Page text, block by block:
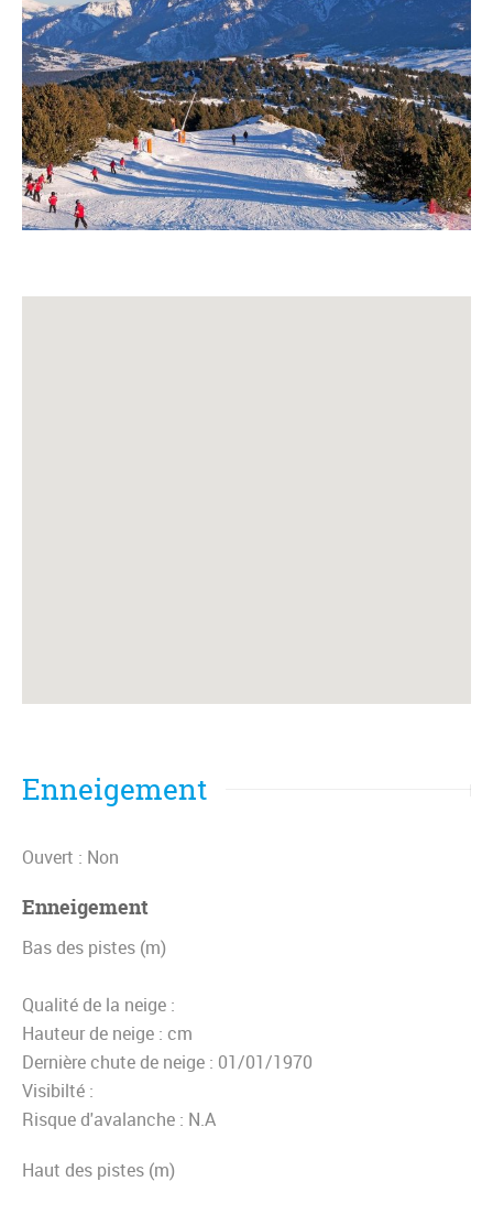
Enneigement
Ouvert : Non
Enneigement
Bas des pistes (m)
Qualité de la neige :
Hauteur de neige : cm
Dernière chute de neige : 01/01/1970
Visibilté :
Risque d'avalanche : N.A
Haut des pistes (m)